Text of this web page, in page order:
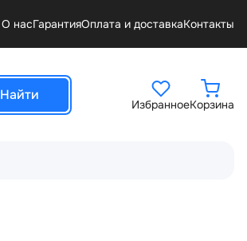
О насГарантияОплата и доставкаКонтакты
Найти
ИзбранноеКорзина